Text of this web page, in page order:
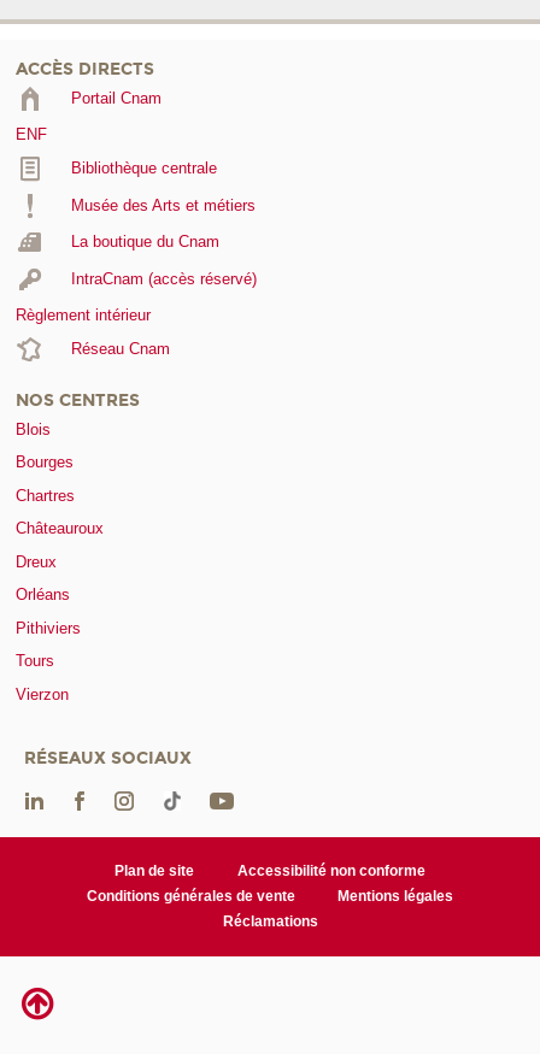
ACCÈS DIRECTS
Portail Cnam
ENF
Bibliothèque centrale
Musée des Arts et métiers
La boutique du Cnam
IntraCnam (accès réservé)
Règlement intérieur
Réseau Cnam
NOS CENTRES
Blois
Bourges
Chartres
Châteauroux
Dreux
Orléans
Pithiviers
Tours
Vierzon
RÉSEAUX SOCIAUX
Plan de site
Accessibilité non conforme
Conditions générales de vente
Mentions légales
Réclamations